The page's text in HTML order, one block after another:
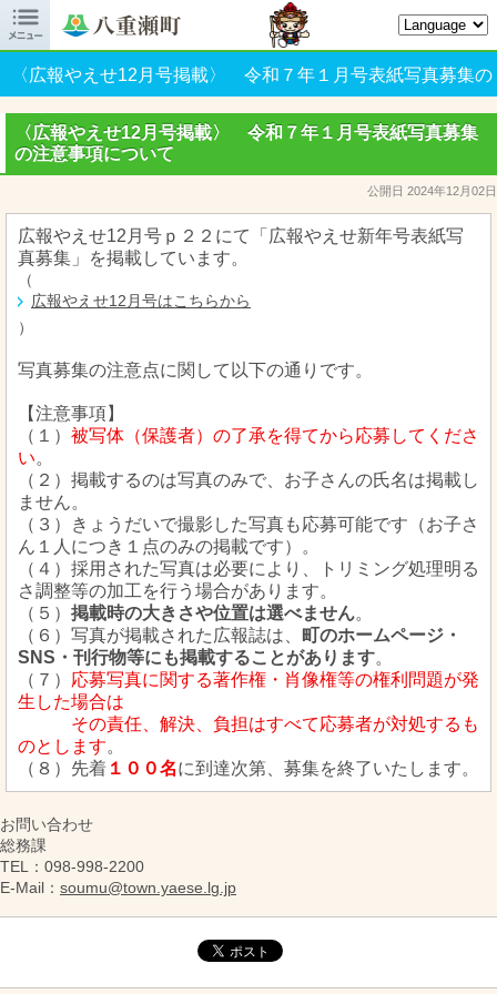
 八重瀬町オフィシャルサイト
〈広報やえせ12月号掲載〉 令和７年１月号表紙写真募集の
注意事項について
〈広報やえせ12月号掲載〉 令和７年１月号表紙写真募集
の注意事項について
公開日 2024年12月02日
広報やえせ12月号ｐ２２にて「広報やえせ新年号表紙写
真募集」を掲載しています。
（
広報やえせ12月号はこちらから
）
写真募集の注意点に関して以下の通りです。
【注意事項】
（１） 被写体（保護者） の了承を得てから応募してくださ
い。
（２）掲載するのは写真のみで、お子さんの氏名は掲載し
ません。
（３）きょうだいで撮影した写真も応募可能です（お子さ
ん１人につき１点のみの掲載です）。
（４）採用された写真は必要により、トリミング処理明る
さ調整等の加工を行う場合があります。
（５） 掲載時の大きさや位置は選べません。
（６）写真が掲載された広報誌は、 町のホームページ・
SNS・刊行物等にも掲載することがあります。
（７） 応募写真に関する著作権・肖像権等の権利問題が発
生した場合は
その責任、解決、負担はすべて応募者が対処するも
のとします。
（８）先着 １００名に到達次第、募集を終了いたします。
お問い合わせ
総務課
TEL ：098-998-2200
E-Mail ： soumu@town.yaese.lg.jp